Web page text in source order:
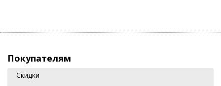
Покупателям
Скидки